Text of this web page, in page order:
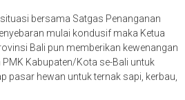
bersama Satgas Penanganan
mulai kondusif maka Ketua
Bali pun memberikan kewenangan
Kabupaten/Kota se-Bali untuk
pasar hewan untuk ternak sapi, kerbau,